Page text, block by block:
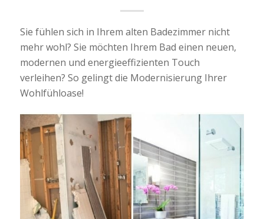
Sie fühlen sich in Ihrem alten Badezimmer nicht
mehr wohl? Sie möchten Ihrem Bad einen neuen,
modernen und energieeffizienten Touch
verleihen? So gelingt die Modernisierung Ihrer
Wohlfühloase!